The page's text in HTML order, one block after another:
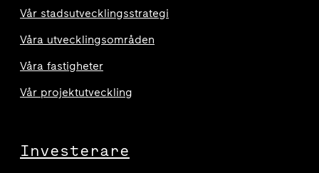
Vår stadsutvecklingsstrategi
Våra utvecklingsområden
Våra fastigheter
Vår projektutveckling
Investerare